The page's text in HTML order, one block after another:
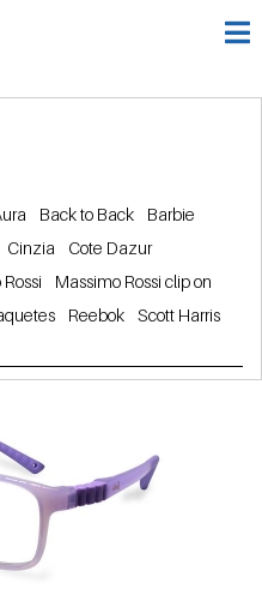
Back to Back
Barbie
Cinzia
Cote Dazur
Massimo Rossi clip on
Reebok
Scott Harris